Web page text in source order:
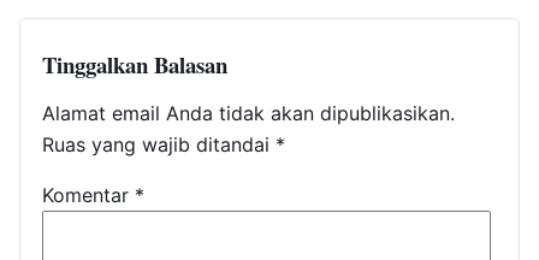
Tinggalkan Balasan
Alamat email Anda tidak akan dipublikasikan.
Ruas yang wajib ditandai *
Komentar *